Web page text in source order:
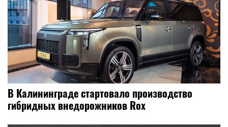
В Калининграде стартовало производство
гибридных внедорожников Rox